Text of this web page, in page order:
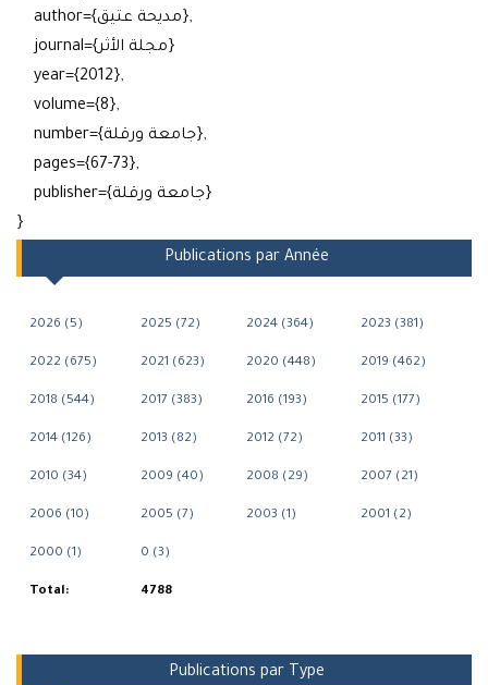
author={مديحة عتيق},
journal={مجلة الأثر}
year={2012},
volume={8},
number={جامعة ورقلة},
pages={67-73},
publisher={جامعة ورقلة}
}
Publications par Année
2026 (5) 2025 (72) 2024 (364) 2023 (381)
2022 (675) 2021 (623) 2020 (448) 2019 (462)
2018 (544) 2017 (383) 2016 (193) 2015 (177)
2014 (126) 2013 (82) 2012 (72) 2011 (33)
2010 (34) 2009 (40) 2008 (29) 2007 (21)
2006 (10) 2005 (7) 2003 (1) 2001 (2)
2000 (1) 0 (3)
Total: 4788
Publications par Type